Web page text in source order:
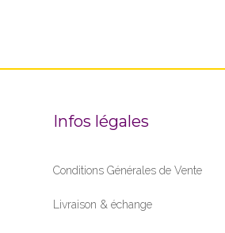
Infos légales
Conditions Générales de Vente
Livraison & échange